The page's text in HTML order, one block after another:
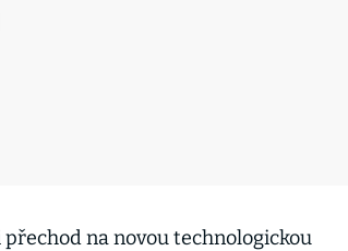
na novou technologickou